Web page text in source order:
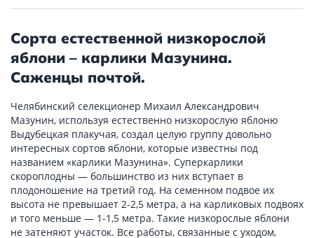
Сорта естественной низкорослой
яблони – карлики Мазунина.
Саженцы почтой.
Челябинский селекционер Михаил Александрович
Мазунин, используя естественно низкорослую яблоню
Выдубецкая плакучая, создал целую группу довольно
интересных сортов яблони, которые известны под
названием «карлики Мазунина». Суперкарлики
скороплодны — большинство из них вступает в
плодоношение на третий год. На семенном подвое их
высота не превышает 2-2,5 метра, а на карликовых подвоях
и того меньше — 1-1,5 метра. Такие низкорослые яблони
не затеняют участок. Все работы, связанные с уходом,